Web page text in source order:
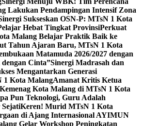
Lakukan Pendampingan Intensif Zona
Sukseskan OSN-P: MTsN 1 Kota
Hebat Tingkat ProvinsiPerkuat
Malang Belajar Praktik Baik ke
Tahun Ajaran Baru, MTsN 1 Kota
Matamuda 2026/2027 dengan
Cinta”Sinergi Madrasah dan
Mengantarkan Generasi
1 Kota MalangAmanat Kritis Ketua
Kota Malang di MTsN 1 Kota
Pun Teknologi, Guru Adalah
Keren! Murid MTsN 1 Kota
di Ajang Internasional AYIMUN
Gelar Workshop Peningkatan